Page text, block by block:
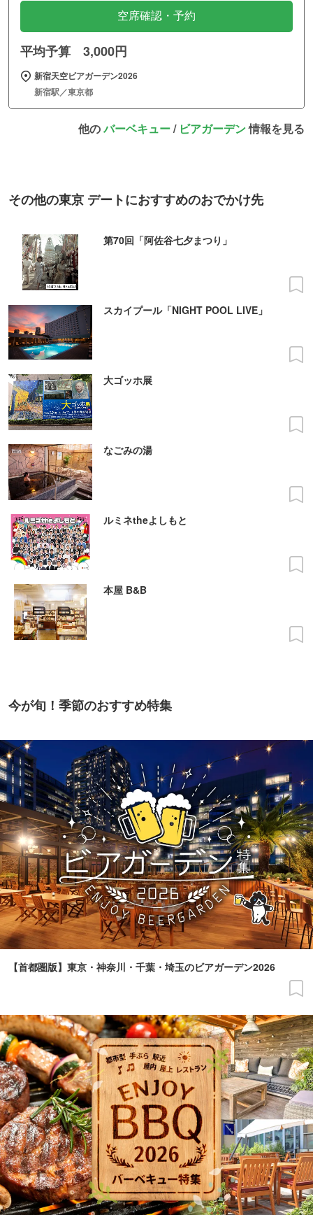
空席確認・予約
平均予算 3,000円
新宿天空ビアガーデン2026
新宿駅／東京都
他のバーベキュー/ ビアガーデン情報を見る
その他の東京 デートにおすすめのおでかけ先
第70回「阿佐谷七夕まつり」
スカイプール「NIGHT POOL LIVE」
大ゴッホ展
なごみの湯
ルミネtheよしもと
本屋 B&B
今が旬！季節のおすすめ特集
【首都圏版】東京・神奈川・千葉・埼玉のビアガーデン2026